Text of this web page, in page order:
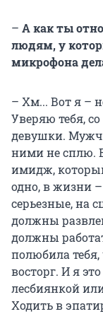
– А как ты
людям, у
микрофона
– Хм... Вот я –
Уверяю тебя,
девушки.
ними не сплю.
имидж,
одно, в жизни
серьезные, на
должны
должны
полюбила
восторг. И я
лесбиянкой
Ходить в